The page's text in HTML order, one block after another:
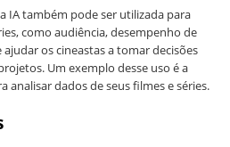
IA também pode ser utilizada para
como audiência, desempenho de
os cineastas a tomar decisões
Um exemplo desse uso é a
analisar dados de seus filmes e séries.